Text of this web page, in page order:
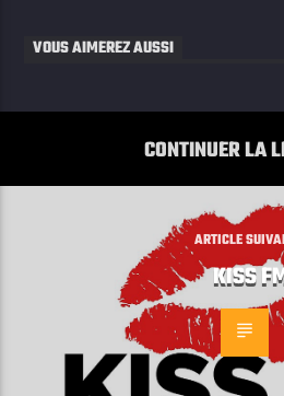
VOUS AIMEREZ AUSSI
CONTINUER LA
ARTICLE
KISS